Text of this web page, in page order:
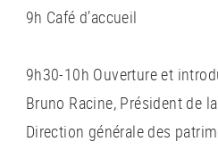
9h Café d’accueil
9h30-10h Ouverture et
Bruno Racine, Président de
Direction générale des